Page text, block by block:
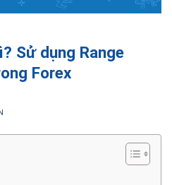
Sử dụng Range
Forex